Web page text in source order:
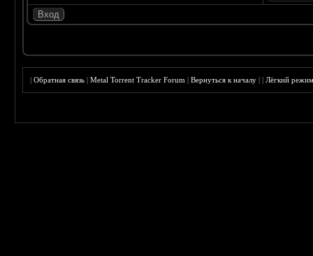
|Обратная связь |Metal Torrent Tracker Forum |Вернуться к началу ||Лёгкий